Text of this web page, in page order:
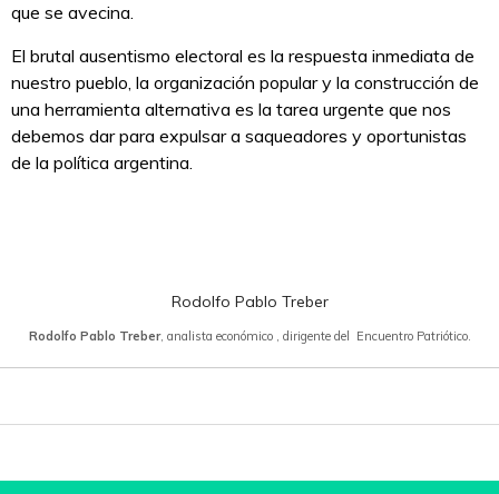
que se avecina.
El brutal ausentismo electoral es la respuesta inmediata de
nuestro pueblo, la organización popular y la construcción de
una herramienta alternativa es la tarea urgente que nos
debemos dar para expulsar a saqueadores y oportunistas
de la política argentina.
Rodolfo Pablo Treber
Rodolfo Pablo Treber, analista económico , dirigente del Encuentro Patriótico.